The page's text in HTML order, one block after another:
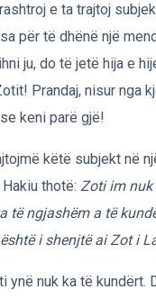
e ta trajtoj
për të dhënë një
ju, do të jetë hija e
Prandaj, nisur nga
keni parë gjë!
këtë subjekt në
thotë: Zoti im nuk
të ngjashëm a të
i shenjtë ai Zot i
ynë nuk ka të kundërt.